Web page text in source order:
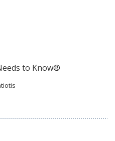
to Know®